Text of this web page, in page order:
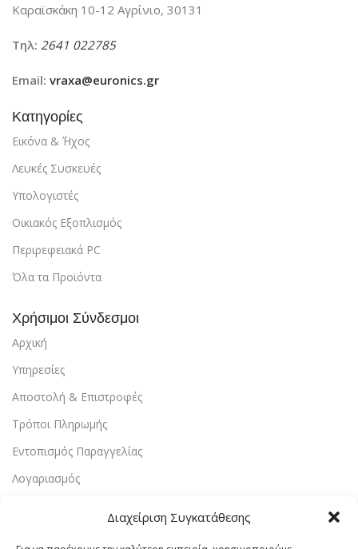
Διαχείριση Συγκατάθεσης
Καραϊσκάκη 10-12 Αγρίνιο, 30131
Τηλ: 2641 022785
Email: vraxa@euronics.gr
Κατηγορίες
Εικόνα & ΄Ήχος
Λευκές Συσκευές
Υπολογιστές
Οικιακός Εξοπλισμός
Περιρεφειακά PC
Όλα τα Προϊόντα
Χρήσιμοι Σύνδεσμοι
Αρχική
Υπηρεσίες
Αποστολή & Επιστροφές
Τρόποι Πληρωμής
Εντοπισμός Παραγγελίας
Λογαριασμός